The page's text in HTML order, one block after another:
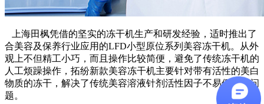
上海田枫凭借的坚实的冻干机生产和研发经验，适时推出了
合美容及保养行业应用的LFD小型原位系列美容冻干机。从外
观上不但精工小巧，而且操作比较简便，避免了传统冻干机的
人工烦躁操作，拓纷新款美容冻干机主要针对带有活性的美白
物质的冻干，解决了传统美容溶液针剂活性因子不易保存的问
题。